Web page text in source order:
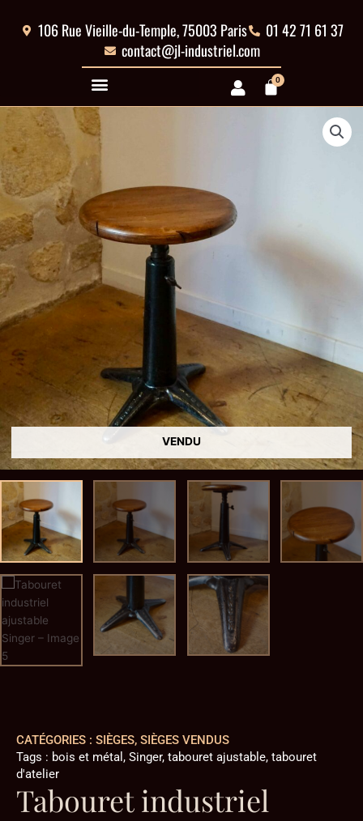
106 Rue Vieille-du-Temple, 75003 Paris
01 42 71 61 37
contact@jl-industriel.com
0
Panier
CATÉGORIES : SIÈGES, SIÈGES VENDUS
Tags : bois et métal , Singer, tabouret ajustable, tabouret
d'atelier
Tabouret industriel